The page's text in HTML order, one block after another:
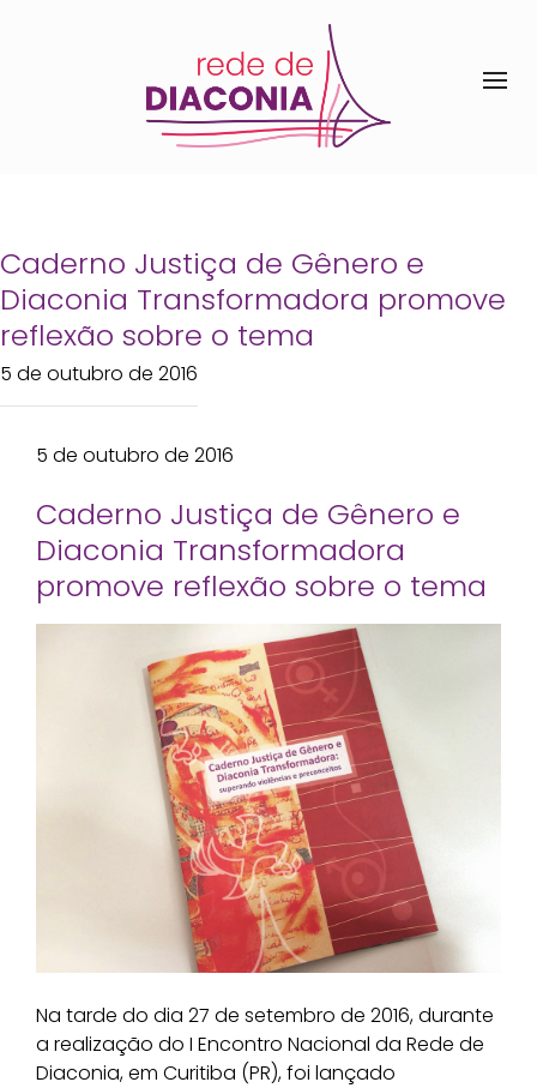
Caderno Justiça de Gênero e
Diaconia Transformadora promove
reflexão sobre o tema
5 de outubro de 2016
5 de outubro de 2016
Caderno Justiça de Gênero e
Diaconia Transformadora
promove reflexão sobre o tema
Na tarde do dia 27 de setembro de 2016, durante
a realização do I Encontro Nacional da Rede de
Diaconia, em Curitiba (PR), foi lançado